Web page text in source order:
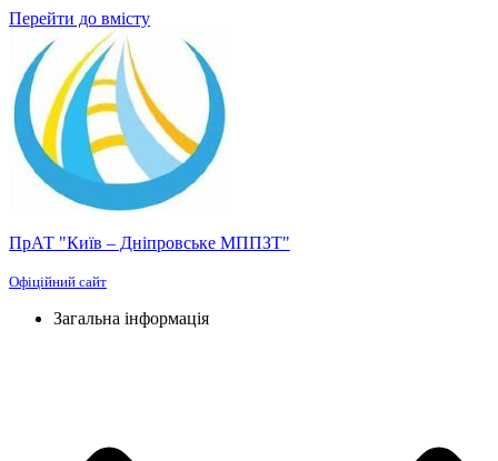
Перейти до вмісту
ПрАТ "Київ – Дніпровське МППЗТ"
Офіційний сайт
Загальна інформація